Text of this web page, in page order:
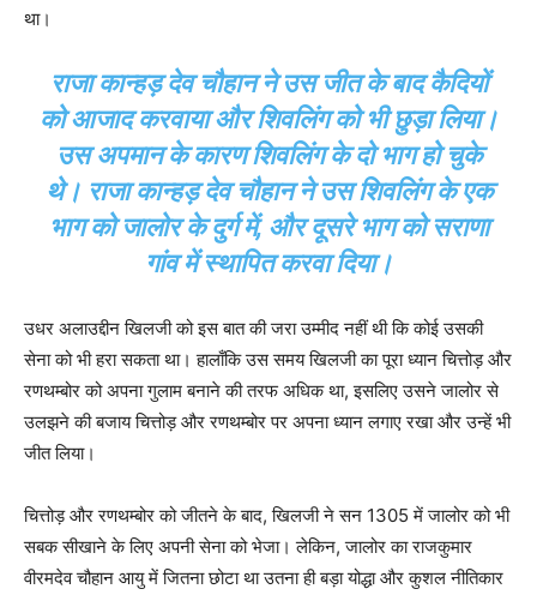
था।
राजा कान्हड़ देव चौहान ने उस जीत के बाद कैदियों
को आजाद करवाया और शिवलिंग को भी छुड़ा लिया।
उस अपमान के कारण शिवलिंग के दो भाग हो चुके
थे। राजा कान्हड़ देव चौहान ने उस शिवलिंग के एक
भाग को जालोर के दुर्ग में, और दूसरे भाग को सराणा
गांव में स्थापित करवा दिया।
उधर अलाउद्दीन खिलजी को इस बात की जरा उम्मीद नहीं थी कि कोई उसकी
सेना को भी हरा सकता था। हालाँकि उस समय खिलजी का पूरा ध्यान चित्तोड़ और
रणथम्बोर को अपना गुलाम बनाने की तरफ अधिक था, इसलिए उसने जालोर से
उलझने की बजाय चित्तोड़ और रणथम्बोर पर अपना ध्यान लगाए रखा और उन्हें भी
जीत लिया।
चित्तोड़ और रणथम्बोर को जीतने के बाद, खिलजी ने सन 1305 में जालोर को भी
सबक सीखाने के लिए अपनी सेना को भेजा। लेकिन, जालोर का राजकुमार
वीरमदेव चौहान आयु में जितना छोटा था उतना ही बड़ा योद्धा और कुशल नीतिकार